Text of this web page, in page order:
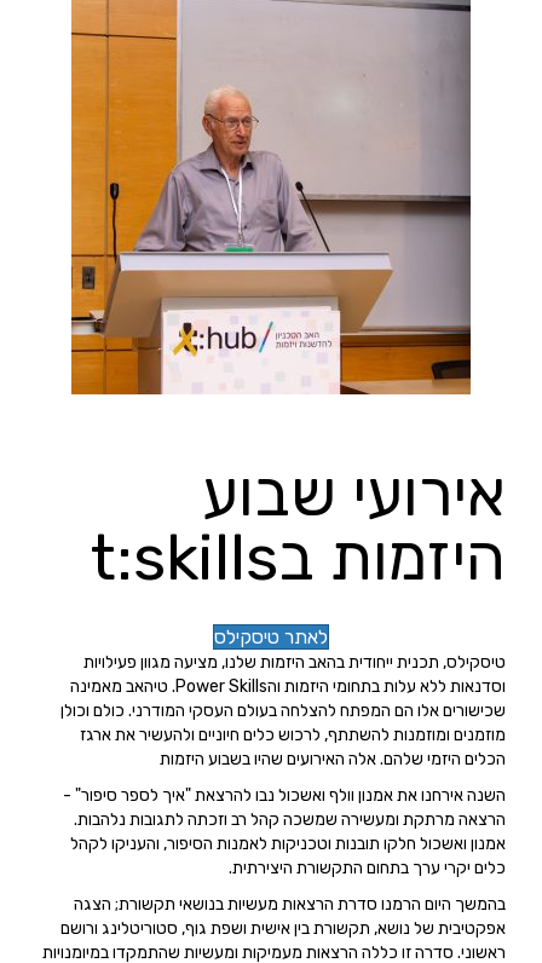
אירועי שבוע
היזמות בt:skills
לאתר טיסקילס
טיסקילס, תכנית ייחודית בהאב היזמות שלנו, מציעה מגוון פעילויות
וסדנאות ללא עלות בתחומי היזמות והPower Skills. טיהאב מאמינה
שכישורים אלו הם המפתח להצלחה בעולם העסקי המודרני. כולם וכולן
מוזמנים ומוזמנות להשתתף, לרכוש כלים חיוניים ולהעשיר את ארגז
הכלים היזמי שלהם. אלה האירועים שהיו בשבוע היזמות
השנה אירחנו את אמנון וולף ואשכול נבו להרצאת "איך לספר סיפור" -
הרצאה מרתקת ומעשירה שמשכה קהל רב וזכתה לתגובות נלהבות.
אמנון ואשכול חלקו תובנות וטכניקות לאמנות הסיפור, והעניקו לקהל
כלים יקרי ערך בתחום התקשורת היצירתית.
בהמשך היום הרמנו סדרת הרצאות מעשיות בנושאי תקשורת; הצגה
אפקטיבית של נושא, תקשורת בין אישית ושפת גוף, סטוריטלינג ורושם
ראשוני. סדרה זו כללה הרצאות מעמיקות ומעשיות שהתמקדו במיומנויות